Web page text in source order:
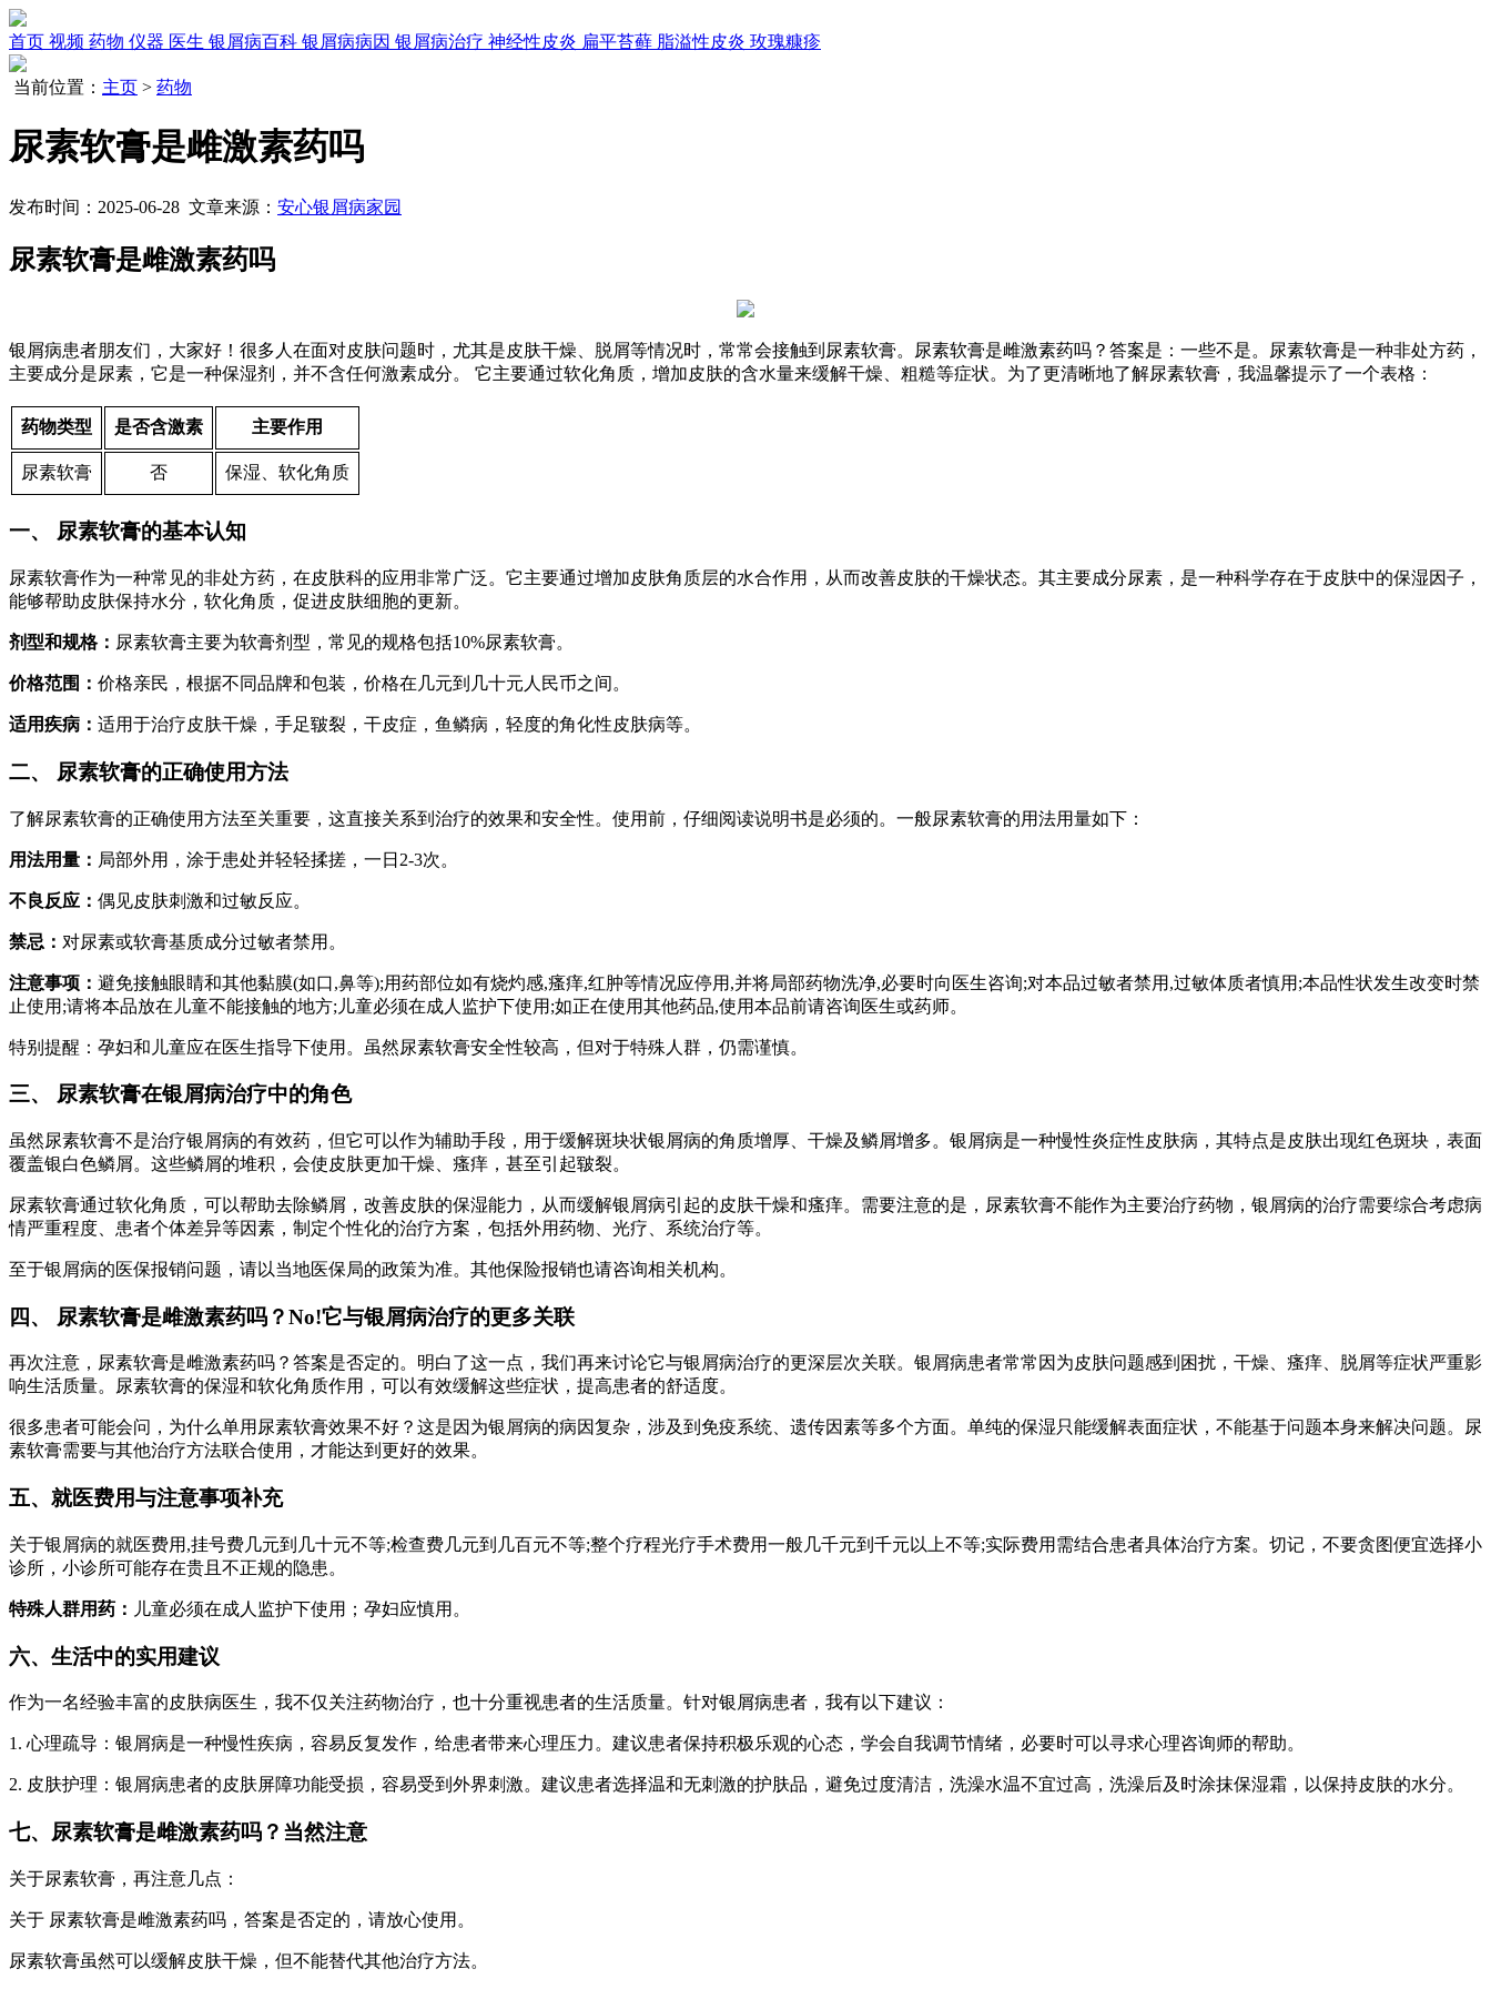
首页 视频 药物 仪器 医生 银屑病百科 银屑病病因 银屑病治疗 神经性皮炎 扁平苔藓 脂溢性皮炎 玫瑰糠疹
当前位置： 主页 > 药物
尿素软膏是雌激素药吗
发布时间：2025-06-28 文章来源： 安心银屑病家园
尿素软膏是雌激素药吗
银屑病患者朋友们，大家好！很多人在面对皮肤问题时，尤其是皮肤干燥、脱屑等情况时，常常会接触到尿素软膏。尿素软膏是雌激素药吗？答案是：一些不是。尿素软膏是一种非处方药，
主要成分是尿素，它是一种保湿剂，并不含任何激素成分。 它主要通过软化角质，增加皮肤的含水量来缓解干燥、粗糙等症状。为了更清晰地了解尿素软膏，我温馨提示了一个表格：
药物类型 是否含激素 主要作用
尿素软膏 否 保湿、软化角质
一、 尿素软膏的基本认知
尿素软膏作为一种常见的非处方药，在皮肤科的应用非常广泛。它主要通过增加皮肤角质层的水合作用，从而改善皮肤的干燥状态。其主要成分尿素，是一种科学存在于皮肤中的保湿因子，
能够帮助皮肤保持水分，软化角质，促进皮肤细胞的更新。
剂型和规格： 尿素软膏主要为软膏剂型，常见的规格包括10%尿素软膏。
价格范围： 价格亲民，根据不同品牌和包装，价格在几元到几十元人民币之间。
适用疾病： 适用于治疗皮肤干燥，手足皲裂，干皮症，鱼鳞病，轻度的角化性皮肤病等。
二、 尿素软膏的正确使用方法
了解尿素软膏的正确使用方法至关重要，这直接关系到治疗的效果和安全性。使用前，仔细阅读说明书是必须的。一般尿素软膏的用法用量如下：
用法用量： 局部外用，涂于患处并轻轻揉搓，一日2-3次。
不良反应： 偶见皮肤刺激和过敏反应。
禁忌： 对尿素或软膏基质成分过敏者禁用。
注意事项： 避免接触眼睛和其他黏膜(如口,鼻等);用药部位如有烧灼感,瘙痒,红肿等情况应停用,并将局部药物洗净,必要时向医生咨询;对本品过敏者禁用,过敏体质者慎用;本品性状发生改变时禁
止使用;请将本品放在儿童不能接触的地方;儿童必须在成人监护下使用;如正在使用其他药品,使用本品前请咨询医生或药师。
特别提醒：孕妇和儿童应在医生指导下使用。虽然尿素软膏安全性较高，但对于特殊人群，仍需谨慎。
三、 尿素软膏在银屑病治疗中的角色
虽然尿素软膏不是治疗银屑病的有效药，但它可以作为辅助手段，用于缓解斑块状银屑病的角质增厚、干燥及鳞屑增多。银屑病是一种慢性炎症性皮肤病，其特点是皮肤出现红色斑块，表面
覆盖银白色鳞屑。这些鳞屑的堆积，会使皮肤更加干燥、瘙痒，甚至引起皲裂。
尿素软膏通过软化角质，可以帮助去除鳞屑，改善皮肤的保湿能力，从而缓解银屑病引起的皮肤干燥和瘙痒。需要注意的是，尿素软膏不能作为主要治疗药物，银屑病的治疗需要综合考虑病
情严重程度、患者个体差异等因素，制定个性化的治疗方案，包括外用药物、光疗、系统治疗等。
至于银屑病的医保报销问题，请以当地医保局的政策为准。其他保险报销也请咨询相关机构。
四、 尿素软膏是雌激素药吗？No!它与银屑病治疗的更多关联
再次注意，尿素软膏是雌激素药吗？答案是否定的。明白了这一点，我们再来讨论它与银屑病治疗的更深层次关联。银屑病患者常常因为皮肤问题感到困扰，干燥、瘙痒、脱屑等症状严重影
响生活质量。尿素软膏的保湿和软化角质作用，可以有效缓解这些症状，提高患者的舒适度。
很多患者可能会问，为什么单用尿素软膏效果不好？这是因为银屑病的病因复杂，涉及到免疫系统、遗传因素等多个方面。单纯的保湿只能缓解表面症状，不能基于问题本身来解决问题。尿
素软膏需要与其他治疗方法联合使用，才能达到更好的效果。
五、就医费用与注意事项补充
关于银屑病的就医费用,挂号费几元到几十元不等;检查费几元到几百元不等;整个疗程光疗手术费用一般几千元到千元以上不等;实际费用需结合患者具体治疗方案。切记，不要贪图便宜选择小
诊所，小诊所可能存在贵且不正规的隐患。
特殊人群用药： 儿童必须在成人监护下使用；孕妇应慎用。
六、生活中的实用建议
作为一名经验丰富的皮肤病医生，我不仅关注药物治疗，也十分重视患者的生活质量。针对银屑病患者，我有以下建议：
1. 心理疏导：银屑病是一种慢性疾病，容易反复发作，给患者带来心理压力。建议患者保持积极乐观的心态，学会自我调节情绪，必要时可以寻求心理咨询师的帮助。
2. 皮肤护理：银屑病患者的皮肤屏障功能受损，容易受到外界刺激。建议患者选择温和无刺激的护肤品，避免过度清洁，洗澡水温不宜过高，洗澡后及时涂抹保湿霜，以保持皮肤的水分。
七、尿素软膏是雌激素药吗？当然注意
关于尿素软膏，再注意几点：
关于 尿素软膏是雌激素药吗，答案是否定的，请放心使用。
尿素软膏虽然可以缓解皮肤干燥，但不能替代其他治疗方法。